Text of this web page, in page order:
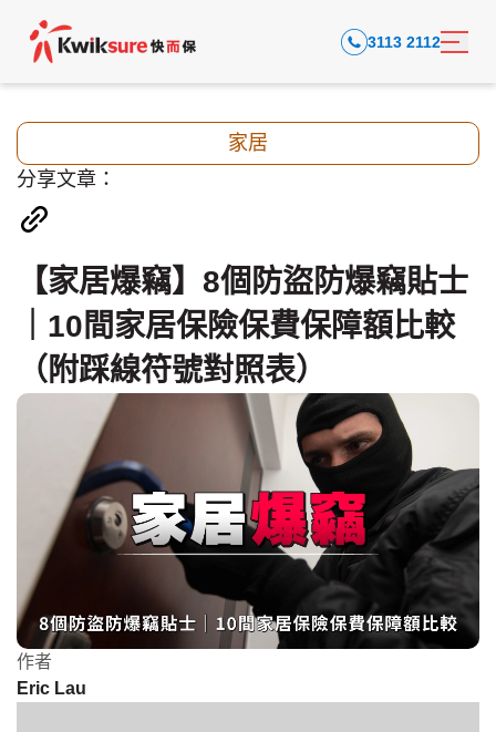
3113 2112
家居
分享文章：
【家居爆竊】8個防盜防爆竊貼士
｜10間家居保險保費保障額比較
（附踩線符號對照表）
作者
Eric Lau